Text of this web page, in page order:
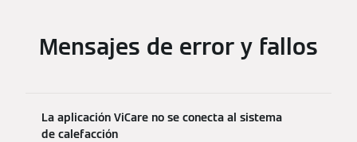
Mensajes de error y fallos
La aplicación ViCare no se conecta al sistema
de calefacción